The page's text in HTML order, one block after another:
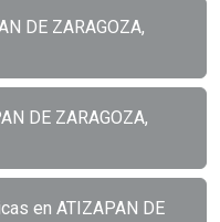
DE ZARAGOZA,
DE ZARAGOZA,
en ATIZAPAN DE